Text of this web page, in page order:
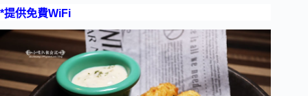
*提供免費WiFi